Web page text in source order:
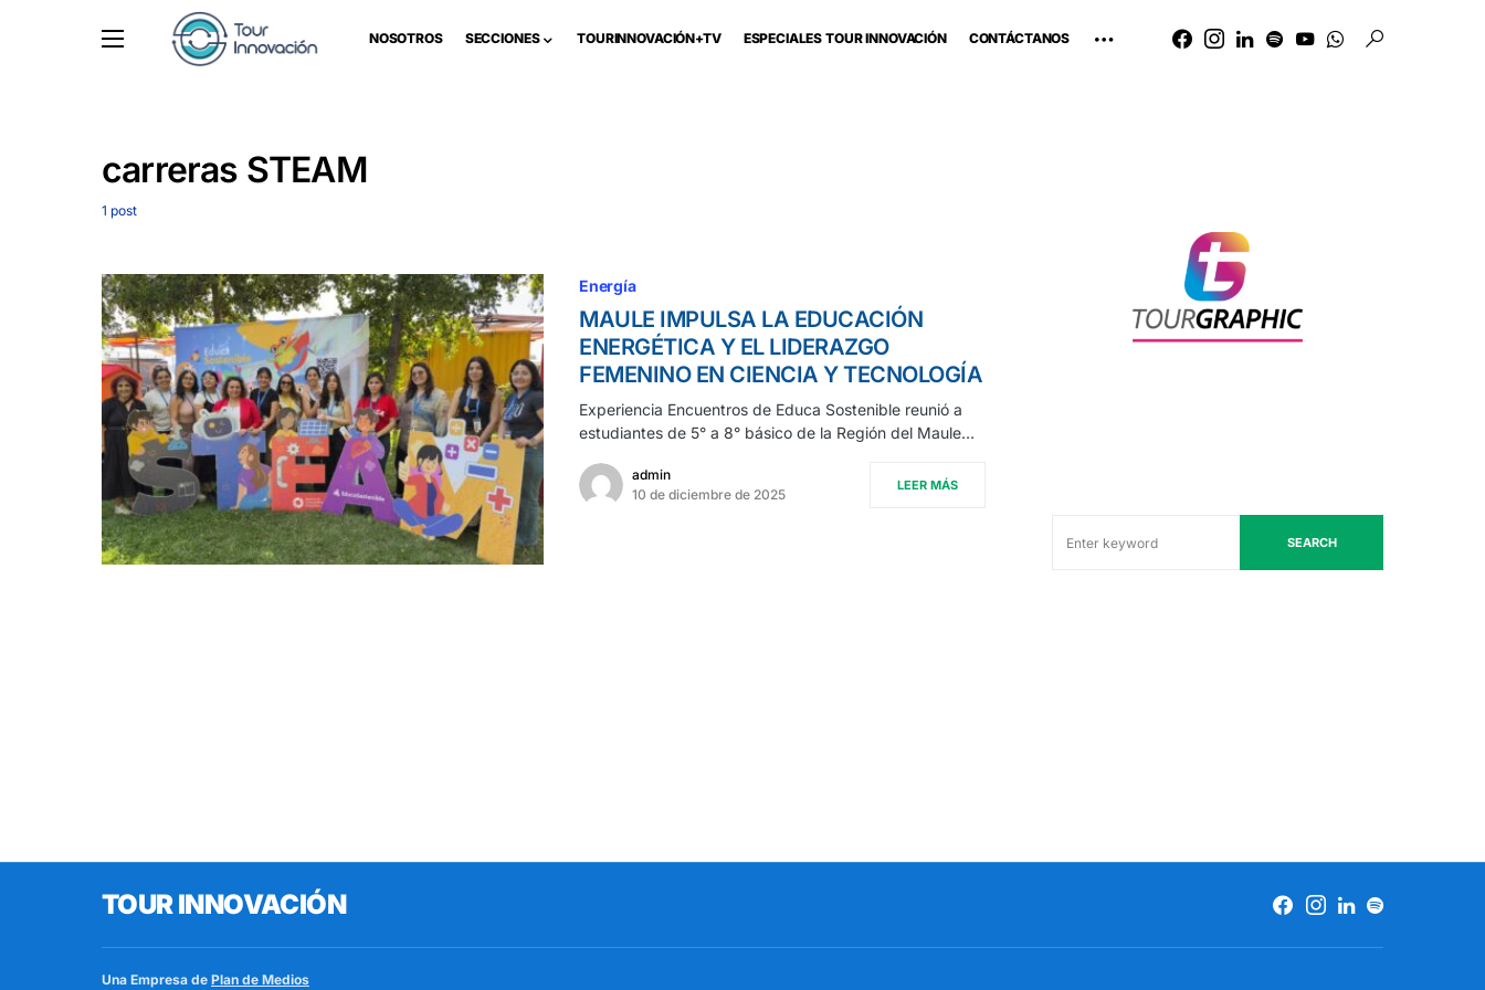
NOSOTROS SECCIONES TOURINNOVACIÓN+TV ESPECIALES TOUR INNOVACIÓN CONTÁCTANOS
carreras STEAM
1 post
Energía
MAULE IMPULSA LA EDUCACIÓN
ENERGÉTICA Y EL LIDERAZGO
FEMENINO EN CIENCIA Y TECNOLOGÍA
Experiencia Encuentros de Educa Sostenible reunió a
estudiantes de 5° a 8° básico de la Región del Maule…
admin
10 de diciembre de 2025
LEER MÁS
SEARCH
TOUR INNOVACIÓN
Una Empresa de Plan de Medios